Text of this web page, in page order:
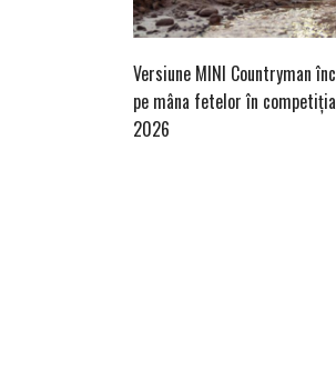
Versiune MINI Countryman
pe mâna fetelor în
2026